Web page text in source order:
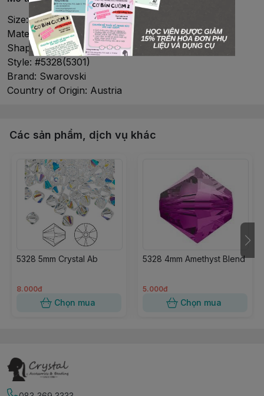
Size: 3mm
Material: Crystal
Shape: Bicone
Style: #5328(5301)
Brand: Swarovski
Country of Origin: Austria
Các sản phẩm, dịch vụ khác
5328 5mm Crystal Ab
8.000đ
Chọn mua
5328 4mm Amethyst Blend
5.000đ
Chọn mua